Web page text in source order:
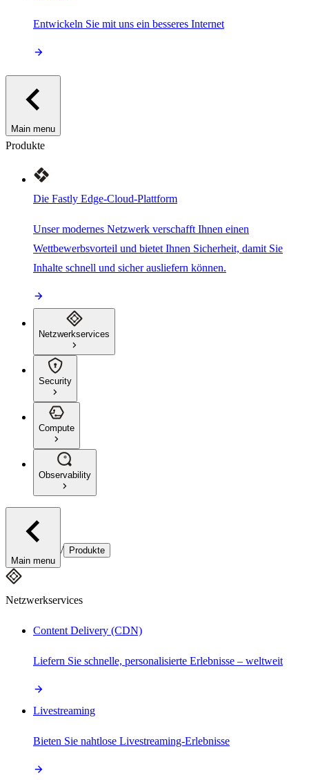
Entwickeln Sie mit uns ein besseres Internet
Main menu
Produkte
Die Fastly Edge-Cloud-Plattform
Unser modernes Netzwerk verschafft Ihnen einen
Wettbewerbsvorteil und bietet Ihnen Sicherheit, damit Sie
Inhalte schnell und sicher ausliefern können.
Netzwerkservices
Security
Compute
Observability
Main menu
/ Produkte
Netzwerkservices
Content Delivery (CDN)
Liefern Sie schnelle, personalisierte Erlebnisse – weltweit
Livestreaming
Bieten Sie nahtlose Livestreaming-Erlebnisse